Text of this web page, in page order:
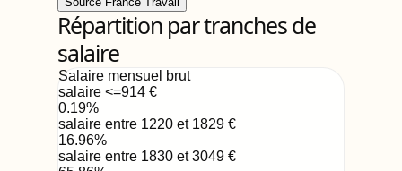
Répartition par tranches de
salaire
Salaire mensuel brut
salaire <=914 €
0.19%
salaire entre 1220 et 1829 €
16.96%
salaire entre 1830 et 3049 €